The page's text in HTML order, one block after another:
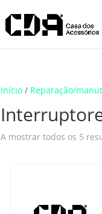
Início / Reparação/
A mostrar todos os 5